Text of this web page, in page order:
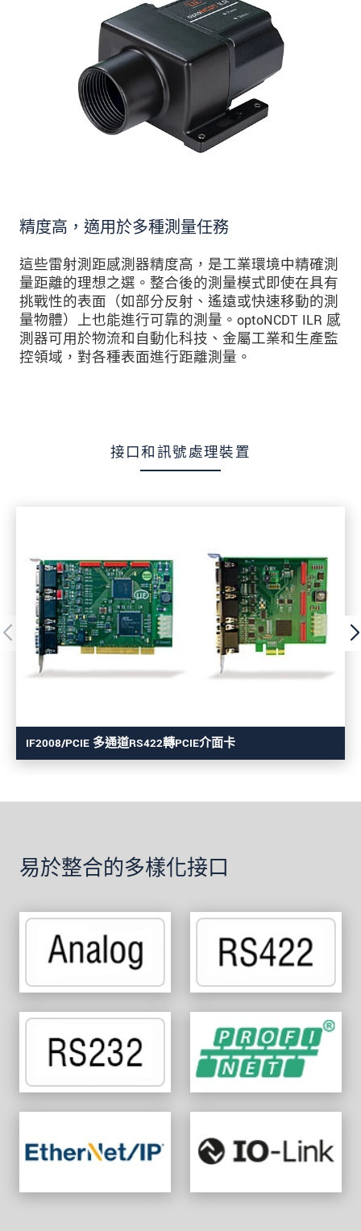
精度高，適用於多種測量任務
這些雷射測距感測器精度高，是工業環境中精確測
量距離的理想之選。整合後的測量模式即使在具有
挑戰性的表面（如部分反射、遙遠或快速移動的測
量物體）上也能進行可靠的測量。optoNCDT ILR 感
測器可用於物流和自動化科技、金屬工業和生產監
控領域，對各種表面進行距離測量。
接口和訊號處理裝置
IF2008/PCIE 多通道RS422轉PCIE介面卡
易於整合的多樣化接口